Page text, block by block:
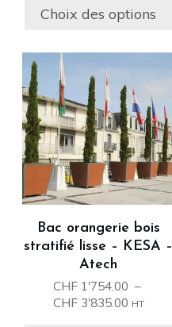
prix :
Choix des options
du
Bac orangerie bois
stratifié lisse – KESA –
Atech
CHF1'754.00 –
CHF3'835.00Plage
HT
produit
a
plusieurs
variations.
Les
options
peuvent
être
choisies
sur
la
page